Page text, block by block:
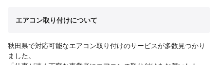
エアコン取り付けについて
秋田県で対応可能なエアコン取り付けのサービスが多数見つかり
ました。